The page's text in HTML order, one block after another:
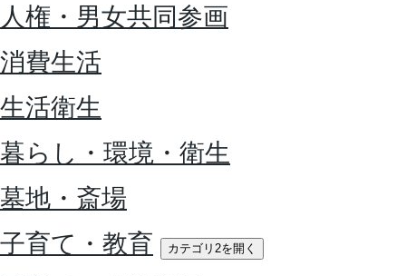
人権・男女共同参画
消費生活
生活衛生
暮らし・環境・衛生
墓地・斎場
子育て・教育
カテゴリ2を開く